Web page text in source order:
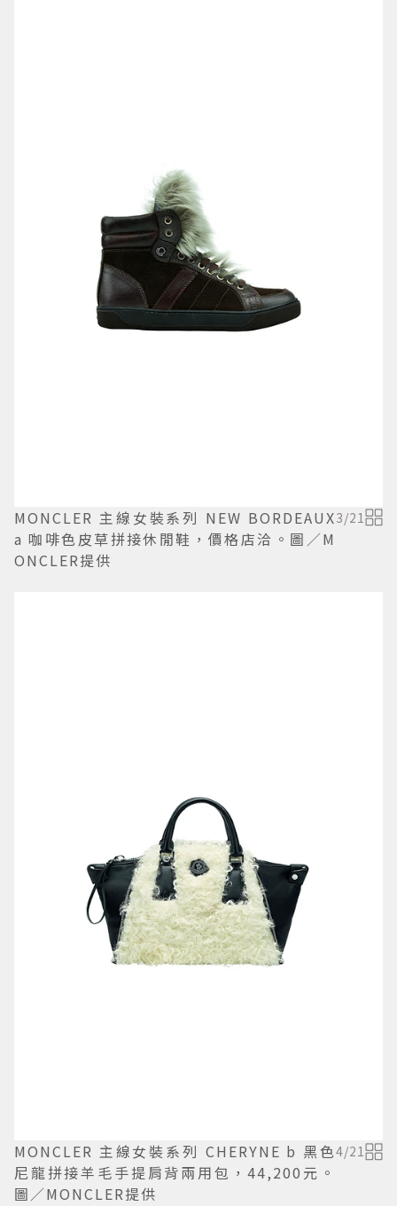
MONCLER 主線女裝系列 NEW BORDEAUX
a 咖啡色皮草拼接休閒鞋，價格店洽。圖／M
ONCLER提供
3/21
MONCLER 主線女裝系列 CHERYNE b 黑色
尼龍拼接羊毛手提肩背兩用包，44,200元。
圖／MONCLER提供
4/21